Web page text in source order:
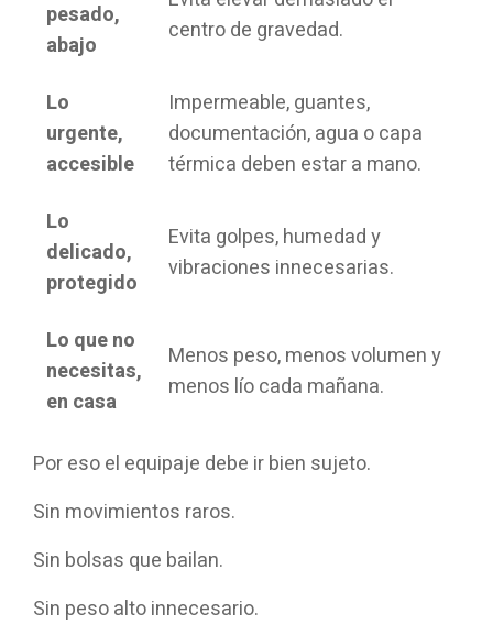
pesado,
abajo
centro de gravedad.
Lo
urgente,
accesible
Impermeable, guantes,
documentación, agua o capa
térmica deben estar a mano.
Lo
delicado,
protegido
Evita golpes, humedad y
vibraciones innecesarias.
Lo que no
necesitas,
en casa
Menos peso, menos volumen y
menos lío cada mañana.
Por eso el equipaje debe ir bien sujeto.
Sin movimientos raros.
Sin bolsas que bailan.
Sin peso alto innecesario.